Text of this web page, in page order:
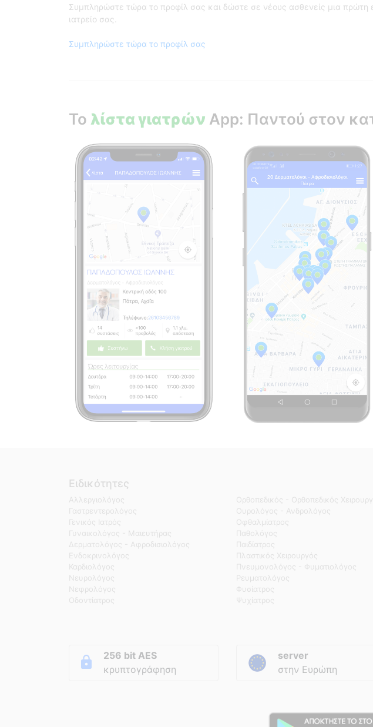
Συμπληρώστε τώρα το προφίλ σας και δώστε σε νέους ασθενείς μια πρώτη
ιατρείο σας.
Συμπληρώστε τώρα το προφίλ σας
Το λίστα γιατρών App: Παντού στον
Ειδικότητες
Αλλεργιολόγος
Γαστρεντερολόγος
Γενικός Ιατρός
Γυναικολόγος - Μαιευτήρας
Δερματολόγος - Αφροδισιολόγος
Ενδοκρινολόγος
Καρδιολόγος
Νευρολόγος
Νεφρολόγος
Οδοντίατρος
Ορθοπεδικός - Ορθοπεδικός
Ουρολόγος - Ανδρολόγος
Οφθαλμίατρος
Παθολόγος
Παιδίατρος
Πλαστικός Χειρουργός
Πνευμονολόγος - Φυματιολόγος
Ρευματολόγος
Φυσίατρος
Ψυχίατρος
256 bit AES
κρυπτογράφηση
server
στην Ευρώπη